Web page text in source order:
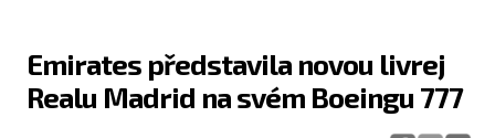
Emirates představila novou livrej
Realu Madrid na svém Boeingu 777
Flying Revue